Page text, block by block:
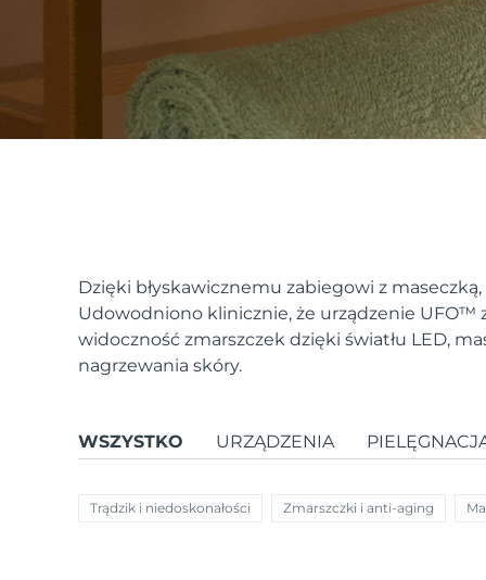
Dzięki błyskawicznemu zabiegowi z
Udowodniono klinicznie, że urządzenie UFO™
widoczność zmarszczek dzięki światłu LED,
nagrzewania skóry.
WSZYSTKO URZĄDZENIA
Trądzik i niedoskonałości Zmarszczki i anti-aging
FAQ™ Dual LED Panel
POPULARNY